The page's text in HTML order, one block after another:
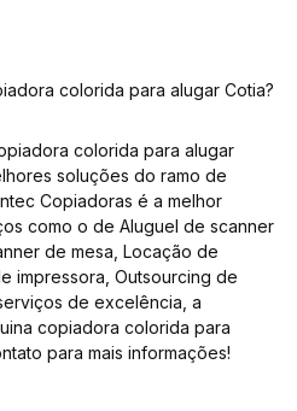
colorida para alugar Cotia?
colorida para alugar
soluções do ramo de
Copiadoras é a melhor
como o de Aluguel de scanner
de mesa, Locação de
impressora, Outsourcing de
de excelência, a
copiadora colorida para
para mais informações!